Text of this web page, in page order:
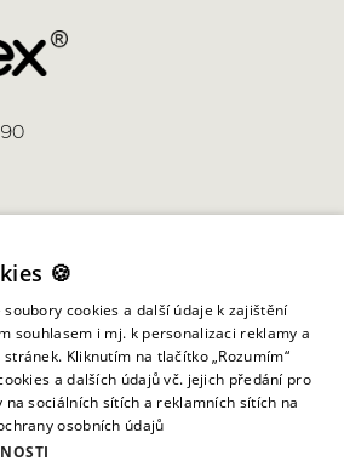
vyhrazena ©
🍪
soubory cookies a další údaje k zajištění
souhlasem i mj. k personalizaci reklamy a
Kliknutím na tlačítko „Rozumím“
a dalších údajů vč. jejich předání pro
sociálních sítích a reklamních sítích na
osobních údajů